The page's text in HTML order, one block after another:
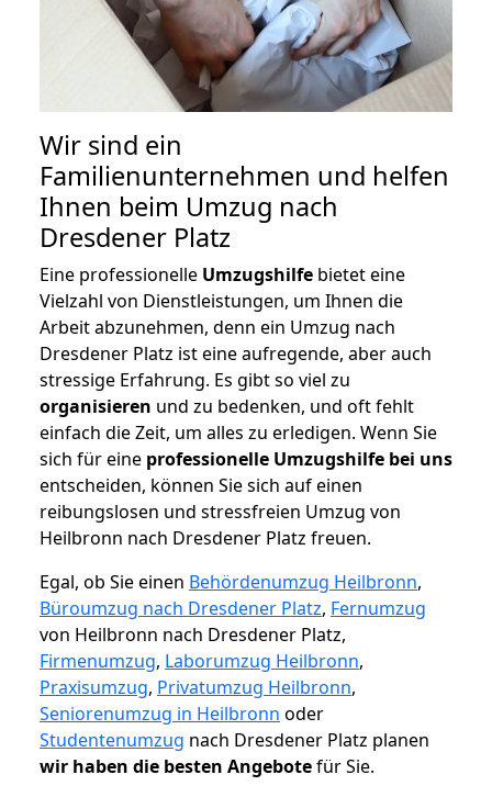
Wir sind ein
Familienunternehmen und helfen
Ihnen beim Umzug nach
Dresdener Platz
Eine professionelle Umzugshilfe bietet eine
Vielzahl von Dienstleistungen, um Ihnen die
Arbeit abzunehmen, denn ein Umzug nach
Dresdener Platz ist eine aufregende, aber auch
stressige Erfahrung. Es gibt so viel zu
organisieren und zu bedenken, und oft fehlt
einfach die Zeit, um alles zu erledigen. Wenn Sie
sich für eine professionelle Umzugshilfe bei uns
entscheiden, können Sie sich auf einen
reibungslosen und stressfreien Umzug von
Heilbronn nach Dresdener Platz freuen.
Egal, ob Sie einen Behördenumzug Heilbronn,
Büroumzug nach Dresdener Platz, Fernumzug
von Heilbronn nach Dresdener Platz,
Firmenumzug, Laborumzug Heilbronn,
Praxisumzug, Privatumzug Heilbronn,
Seniorenumzug in Heilbronn oder
Studentenumzug nach Dresdener Platz planen
wir haben die besten Angebotefür Sie.